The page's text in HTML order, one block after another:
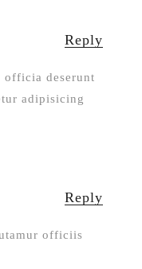
Reply
officia deserunt
adipisicing
Reply
officiis